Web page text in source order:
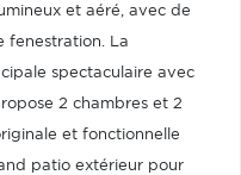
et aéré, avec de
fenestration. La
spectaculaire avec
2 chambres et 2
et fonctionnelle
patio extérieur pour